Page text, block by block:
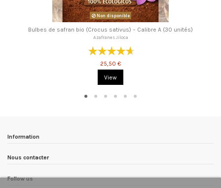
Non disponible
Bulbes de safran bio (Crocus sativus) – Calibre A (30 unités)
Azafranes Jiloca
25,50 €
View
Information
Nous contacter
Follow us